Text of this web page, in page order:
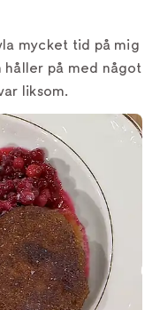
mycket tid på mig
håller på med något
liksom.